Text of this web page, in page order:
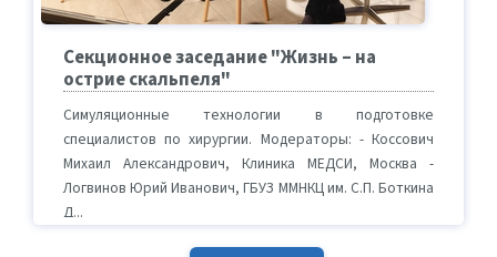
Секционное заседание "Жизнь – на
острие скальпеля"
Симуляционные технологии в подготовке
специалистов по хирургии. Модераторы: - Коссович
Михаил Александрович, Клиника МЕДСИ, Москва -
Логвинов Юрий Иванович, ГБУЗ ММНКЦ им. С.П. Боткина
Д...